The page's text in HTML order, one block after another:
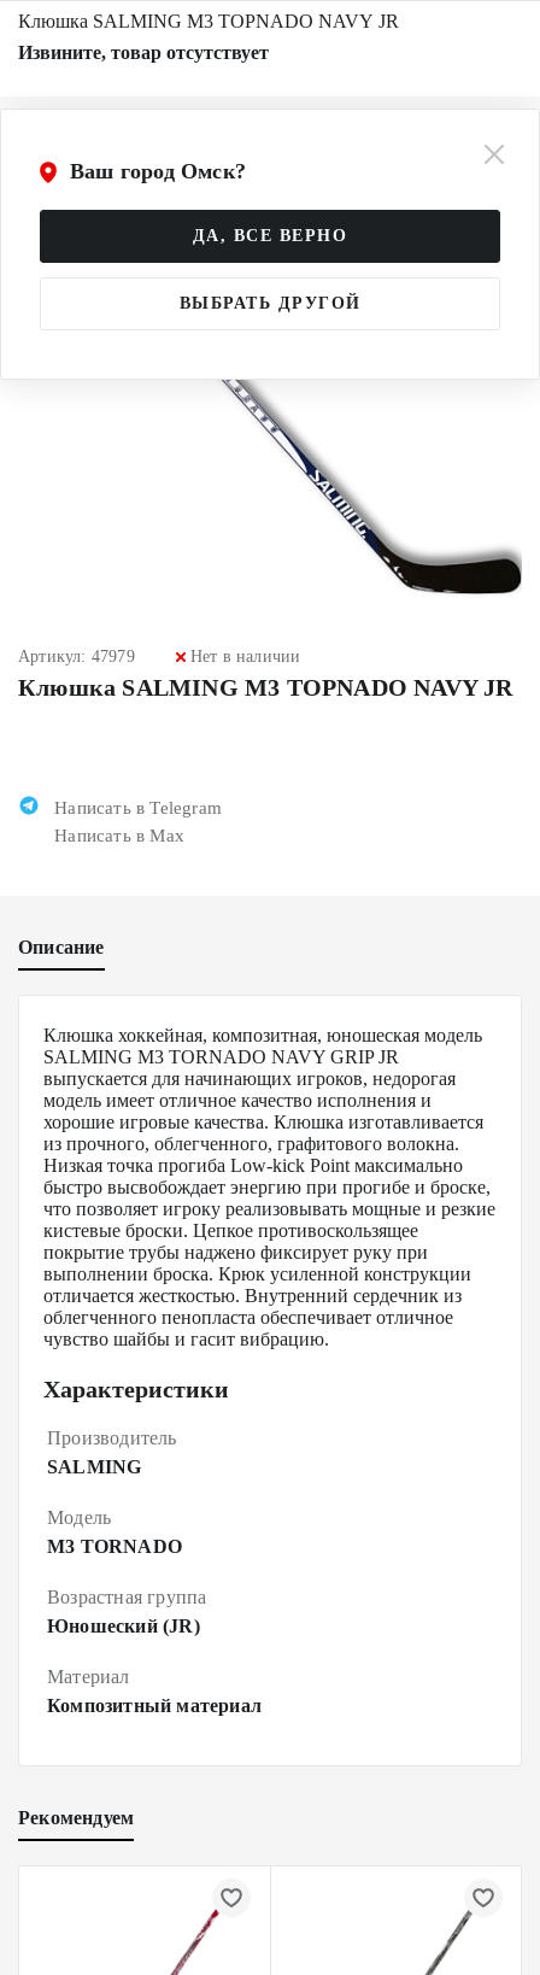
Ваш город Омск?
ДА, ВСЕ ВЕРНО
ВЫБРАТЬ ДРУГОЙ
Артикул: 47979 Нет в наличии
Клюшка SALMING M3 TOPNADO NAVY JR
Написать в Telegram
Написать в Max
Описание
Клюшка хоккейная, композитная, юношеская модель
SALMING M3 TORNADO NAVY GRIP JR
выпускается для начинающих игроков, недорогая
модель имеет отличное качество исполнения и
хорошие игровые качества. Клюшка изготавливается
из прочного, облегченного, графитового волокна.
Низкая точка прогиба Low-kick Point максимально
быстро высвобождает энергию при прогибе и броске,
что позволяет игроку реализовывать мощные и резкие
кистевые броски. Цепкое противоскользящее
покрытие трубы наджено фиксирует руку при
выполнении броска. Крюк усиленной конструкции
отличается жесткостью. Внутренний сердечник из
облегченного пенопласта обеспечивает отличное
чувство шайбы и гасит вибрацию.
Характеристики
Производитель
SALMING
Модель
M3 TORNADO
Возрастная группа
Юношеский (JR)
Материал
Композитный материал
Рекомендуем
Клюшка SALMING M3 TOPNADO NAVY JR
Извините, товар отсутствует